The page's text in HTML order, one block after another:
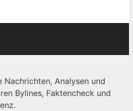
Analysen und
Bylines, Faktencheck und